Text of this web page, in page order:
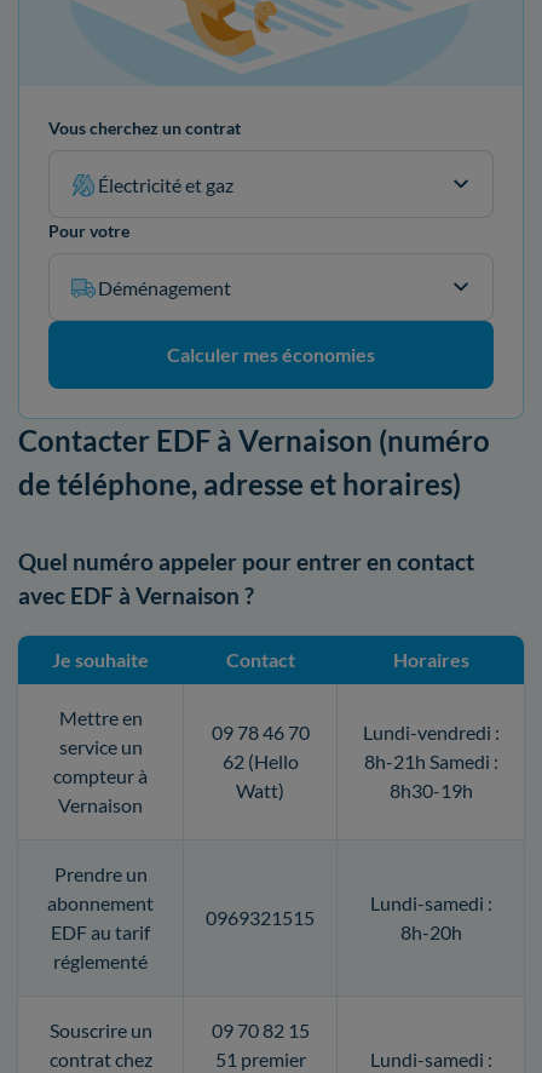
Vous cherchez un contrat
Électricité et gaz
Pour votre
Déménagement
Calculer mes économies
Contacter EDF à Vernaison (numéro
de téléphone, adresse et horaires)
Quel numéro appeler pour entrer en contact
avec EDF à Vernaison ?
Je souhaite Contact Horaires
Mettre en
service un
compteur à
Vernaison
09 78 46 70
62 (Hello
Watt)
Lundi-vendredi :
8h-21h Samedi :
8h30-19h
Prendre un
abonnement
EDF au tarif
réglementé
0969321515
Lundi-samedi :
8h-20h
Souscrire un
contrat chez
09 70 82 15
51 premier
Lundi-samedi :